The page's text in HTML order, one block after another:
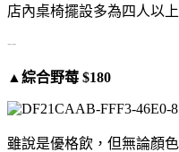
店內桌椅擺設多為四人以
--
▲綜合野莓 $180
雖說是優格飲，但無論顏